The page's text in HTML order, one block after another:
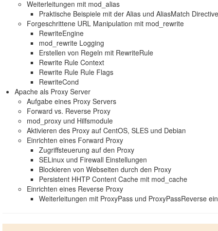
Weiterleitungen mit mod_alias
Praktische Beispiele mit der Alias und AliasMatch Directive
Forgeschrittene URL Manipulation mit mod_rewrite
RewriteEngine
mod_rewrite Logging
Erstellen von Regeln mit RewriteRule
Rewrite Rule Context
Rewrite Rule Rule Flags
RewriteCond
Apache als Proxy Server
Aufgabe eines Proxy Servers
Forward vs. Reverse Proxy
mod_proxy und Hilfsmodule
Aktivieren des Proxy auf CentOS, SLES und Debian
Einrichten eines Forward Proxy
Zugriffsteuerung auf den Proxy
SELinux und Firewall Einstellungen
Blockieren von Webseiten durch den Proxy
Persistent HHTP Content Cache mit mod_cache
Einrichten eines Reverse Proxy
Weiterleitungen mit ProxyPass und ProxyPassReverse